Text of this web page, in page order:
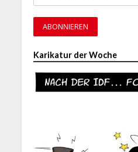
Karikatur der Woche